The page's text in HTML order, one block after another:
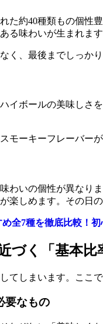
た約40種類もの個
る味わいが生まれます
く、最後までしっか
イボールの美味しさ
モーキーフレーバー
わいの個性が異なり
楽しめます。その
め全7種を徹底比較！
づく「基本比
てしまいます。ここ
要なもの